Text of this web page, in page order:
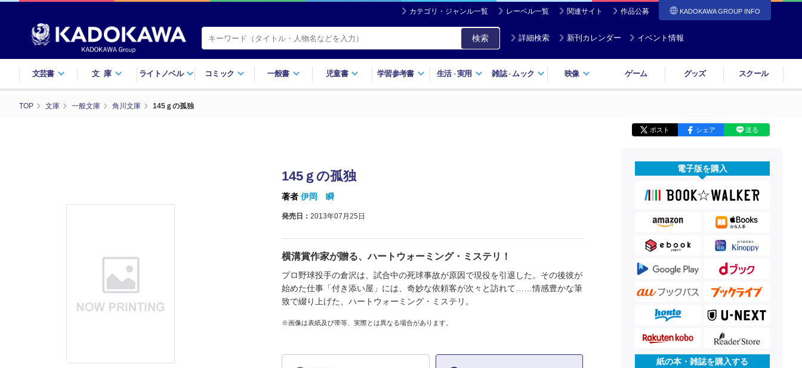
カテゴリ・ジャンル一覧 レーベル一覧 関連サイト 作品公募 KADOKAWA GROUP INFO
検索 詳細検索 新刊カレンダー イベント情報
文芸書 文庫 ライトノベル コミック 一般書 児童書 学習参考書 生活・実用 雑誌・ ムック 映像 ゲーム グッズ スクール
TOP 文庫 一般文庫 角川文庫 145ｇの孤独
ポスト シェア 送る
145ｇの孤独
著者 伊岡 瞬
発売日： 2013年07月25日
横溝賞作家が贈る、ハートウォーミング・ミステリ！
プロ野球投手の倉沢は、試合中の死球事故が原因で現役を引退した。その後彼が
始めた仕事「付き添い屋」には、奇妙な依頼客が次々と訪れて……情感豊かな筆
致で綴り上げた、ハートウォーミング・ミステリ。
※画像は表紙及び帯等、実際とは異なる場合があります。
電子版を購入
紙の本・雑誌を購入する